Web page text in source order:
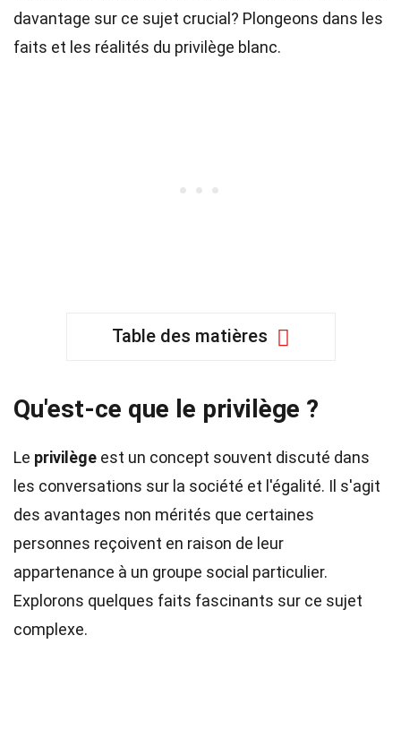
davantage sur ce sujet crucial? Plongeons dans les
faits et les réalités du privilège blanc.
Table des matières
Qu'est-ce que le privilège ?
Le privilège est un concept souvent discuté dans
les conversations sur la société et l'égalité. Il s'agit
des avantages non mérités que certaines
personnes reçoivent en raison de leur
appartenance à un groupe social particulier.
Explorons quelques faits fascinants sur ce sujet
complexe.